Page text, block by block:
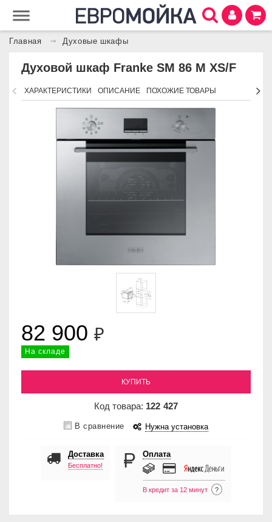
Главная Духовые шкафы
Духовой шкаф Franke SM 86 M XS/F
ХАРАКТЕРИСТИКИ ОПИСАНИЕ ПОХОЖИЕ ТОВАРЫ
82 900 ₽
На складе
КУПИТЬ
Код товара: 122 427
В сравнение Нужна установка
Доставка
Бесплатно!
Оплата
В кредит за 12 минут ?